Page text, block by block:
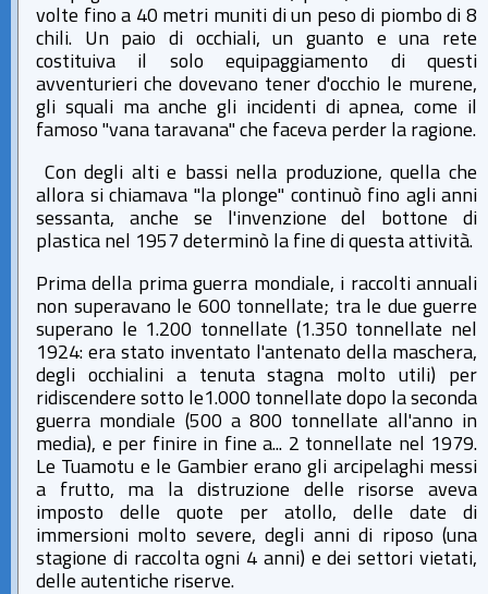
volte fino a 40 metri muniti di un peso di piombo di 8
chili. Un paio di occhiali, un guanto e una rete
costituiva il solo equipaggiamento di questi
avventurieri che dovevano tener d'occhio le murene,
gli squali ma anche gli incidenti di apnea, come il
famoso "vana taravana" che faceva perder la ragione.
Con degli alti e bassi nella produzione, quella che
allora si chiamava "la plonge" continuò fino agli anni
sessanta, anche se l'invenzione del bottone di
plastica nel 1957 determinò la fine di questa attività.
Prima della prima guerra mondiale, i raccolti annuali
non superavano le 600 tonnellate; tra le due guerre
superano le 1.200 tonnellate (1.350 tonnellate nel
1924: era stato inventato l'antenato della maschera,
degli occhialini a tenuta stagna molto utili) per
ridiscendere sotto le1.000 tonnellate dopo la seconda
guerra mondiale (500 a 800 tonnellate all'anno in
media), e per finire in fine a... 2 tonnellate nel 1979.
Le Tuamotu e le Gambier erano gli arcipelaghi messi
a frutto, ma la distruzione delle risorse aveva
imposto delle quote per atollo, delle date di
immersioni molto severe, degli anni di riposo (una
stagione di raccolta ogni 4 anni) e dei settori vietati,
delle autentiche riserve.